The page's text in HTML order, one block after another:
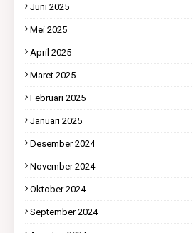
Juni 2025
Mei 2025
April 2025
Maret 2025
Februari 2025
Januari 2025
Desember 2024
November 2024
Oktober 2024
September 2024